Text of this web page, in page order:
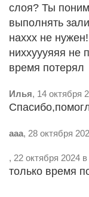
слоя? Ты
выполнять
наххх не
ниххуууяяя не
время потерял
Илья, 14 октября
aaa, 28 октября
, 22 октября 2024
только время